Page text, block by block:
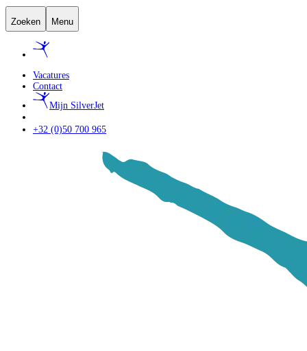
Zoeken Menu
Vacatures
Contact
Mijn SilverJet
+32 (0)50 700 965